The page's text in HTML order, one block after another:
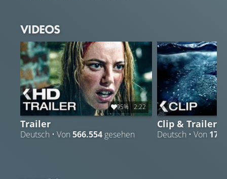
VIDEOS
95% 2:22
Trailer
Deutsch • Von 566.554 gesehen
Clip & Trailer
Deutsch • Von